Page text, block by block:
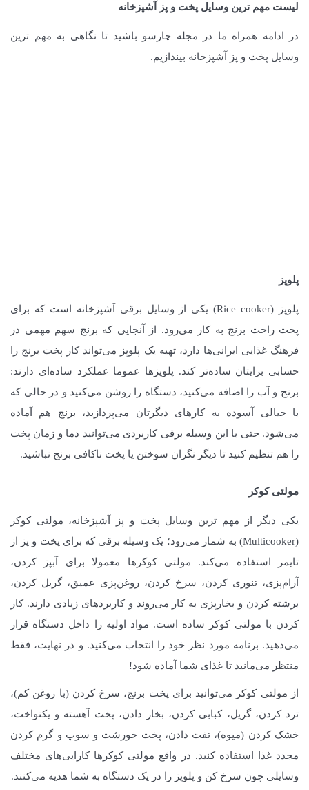
لیست مهم ترین وسایل پخت و پز آشپزخانه
در ادامه همراه ما در مجله چارسو باشید تا نگاهی به مهم ترین
وسایل پخت و پز آشپزخانه بیندازیم.
پلوپز
پلوپز (Rice cooker) یکی از وسایل برقی آشپزخانه است که برای
پخت راحت برنج به کار می‌رود. از آنجایی که برنج سهم مهمی در
فرهنگ غذایی ایرانی‌ها دارد، تهیه یک پلوپز می‌تواند کار پخت برنج را
حسابی برایتان ساده‌تر کند. پلوپزها عموما عملکرد ساده‌ای دارند:
برنج و آب را اضافه می‌کنید، دستگاه را روشن می‌کنید و در حالی که
با خیالی آسوده به کارهای دیگرتان می‌پردازید، برنج هم آماده
می‌شود. حتی با این وسیله برقی کاربردی می‌توانید دما و زمان پخت
را هم تنظیم کنید تا دیگر نگران سوختن یا پخت ناکافی برنج نباشید.
مولتی کوکر
یکی دیگر از مهم ترین وسایل پخت و پز آشپزخانه، مولتی کوکر
(Multicooker) به شمار می‌رود؛ یک وسیله برقی که برای پخت و پز از
تایمر استفاده می‌کند. مولتی کوکرها معمولا برای آبپز کردن،
آرام‌پزی، تنوری کردن، سرخ کردن، روغن‌پزی عمیق، گریل کردن،
برشته کردن و بخارپزی به کار می‌روند و کاربردهای زیادی دارند. کار
کردن با مولتی کوکر ساده است. مواد اولیه را داخل دستگاه قرار
می‌دهید. برنامه مورد نظر خود را انتخاب می‌کنید. و در نهایت، فقط
منتظر می‌مانید تا غذای شما آماده شود!
از مولتی کوکر می‌توانید برای پخت برنج، سرخ کردن (با روغن کم)،
ترد کردن، گریل، کبابی کردن، بخار دادن، پخت آهسته و یکنواخت،
خشک کردن (میوه)، تفت دادن، پخت خورشت و سوپ و گرم کردن
مجدد غذا استفاده کنید. در واقع مولتی کوکرها کارایی‌های مختلف
وسایلی چون سرخ کن و پلوپز را در یک دستگاه به شما هدیه می‌کنند.